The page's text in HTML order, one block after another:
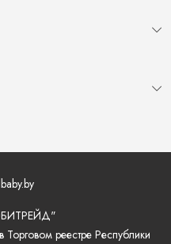
реестре Республики